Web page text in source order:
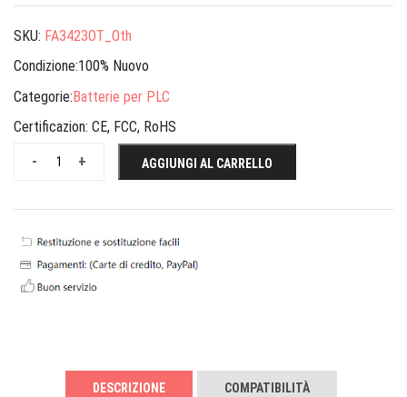
SKU: FA3423OT_Oth
Condizione:100% Nuovo
Categorie:Batterie per PLC
Certificazion: CE, FCC, RoHS
+
- AGGIUNGI AL CARRELLO
DESCRIZIONE COMPATIBILITÀ